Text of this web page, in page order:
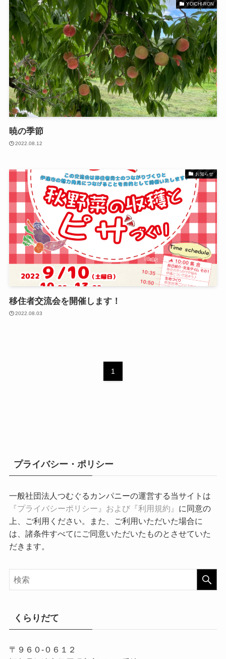
YOICHI-RON
暁の季節
2022.08.12
お知らせ
移住者交流会を開催します！
2022.08.03
1
プライバシー・ポリシー
一般社団法人つむぐるカンパニーの運営する当サイトは
『プライバシーポリシー』および『利用規約』 に同意の
上、ご利用ください。また、ご利用いただいた場合に
は、諸条件すべてにご同意いただいたものとさせていた
だきます。
くらりだて
〒９６０-０６１２